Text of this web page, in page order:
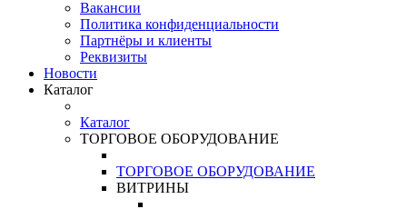
Вакансии
Политика конфиденциальности
Партнёры и клиенты
Реквизиты
Новости
Каталог
Каталог
ТОРГОВОЕ ОБОРУДОВАНИЕ
ТОРГОВОЕ ОБОРУДОВАНИЕ
ВИТРИНЫ